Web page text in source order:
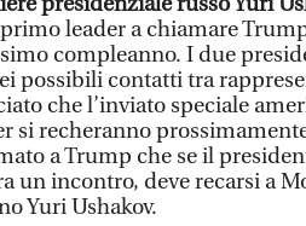
leader a chiamare
compleanno. I due
possibili contatti tra
che l’inviato speciale
si recheranno
a Trump che se il
un incontro, deve recarsi a
Yuri Ushakov.